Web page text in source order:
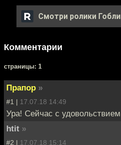
Смотри ролики
Комментарии
cтраницы: 1
Прапор »
#1 | 17.07.18 14:49
Ура! Сейчас с
htit »
#2 | 17.07.18 15:14